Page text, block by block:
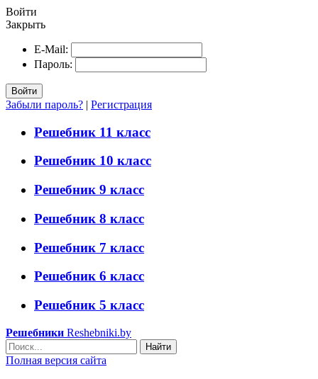
Войти
Закрыть
E-Mail:
Пароль:
Войти
Забыли пароль? | Регистрация
Решебник 11 класс
Решебник 10 класс
Решебник 9 класс
Решебник 8 класс
Решебник 7 класс
Решебник 6 класс
Решебник 5 класс
Решебники Reshebniki.by
Найти
Полная версия сайта